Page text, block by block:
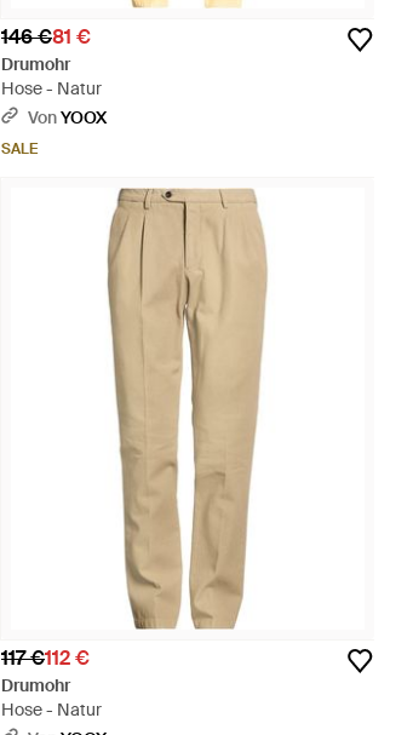
146 €81 €
Drumohr
Hose - Natur
VonYOOX
SALE
117 €112 €
Drumohr
Hose - Natur